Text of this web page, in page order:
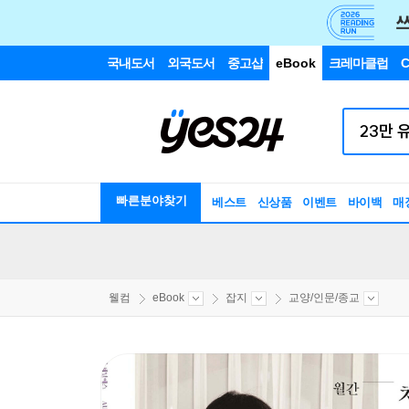
국내도서 외국도서 중고샵 eBook 크레마클럽
빠른분야찾기 베스트 신상품 이벤트 바이백 매
웰컴 eBook 잡지 교양/인문/종교